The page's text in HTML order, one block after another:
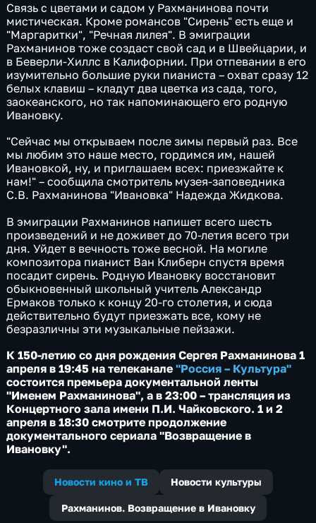
Связь с цветами и садом у Рахманинова почти
мистическая. Кроме романсов "Сирень" есть еще и
"Маргаритки", "Речная лилея". В эмиграции
Рахманинов тоже создаст свой сад и в Швейцарии, и
в Беверли-Хиллс в Калифорнии. При отпевании в его
изумительно большие руки пианиста – охват сразу 12
белых клавиш – кладут два цветка из сада, того,
заокеанского, но так напоминающего его родную
Ивановку.
"Сейчас мы открываем после зимы первый раз. Все
мы любим это наше место, гордимся им, нашей
Ивановкой, ну, и приглашаем всех: приезжайте к
нам!" – сообщила смотритель музея-заповедника
С.В. Рахманинова "Ивановка" Надежда Жидкова.
В эмиграции Рахманинов напишет всего шесть
произведений и не доживет до 70-летия всего три
дня. Уйдет в вечность тоже весной. На могиле
композитора пианист Ван Клиберн спустя время
посадит сирень. Родную Ивановку восстановит
обыкновенный школьный учитель Александр
Ермаков только к концу 20-го столетия, и сюда
действительно будут приезжать все, кому не
безразличны эти музыкальные пейзажи.
К 150-летию со дня рождения Сергея Рахманинова 1
апреля в 19:45 на телеканале"Россия – Культура"
состоится премьера документальной ленты
"Именем Рахманинова", а в 23:00 – трансляция из
Концертного зала имени П.И. Чайковского. 1 и 2
апреля в 18:30 смотрите продолжение
документального сериала "Возвращение в
Ивановку".
Новости кино и ТВ Новости культуры
Рахманинов. Возвращение в Ивановку